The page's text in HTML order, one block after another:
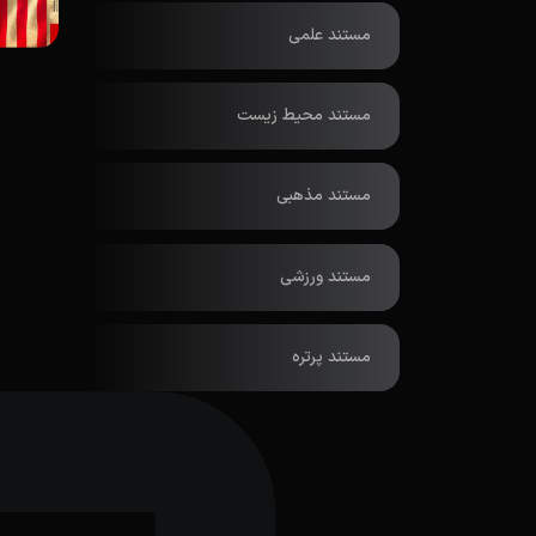
مستند علمی
مستند محیط زیست
مستند مذهبی
مستند ورزشی
مستند پرتره